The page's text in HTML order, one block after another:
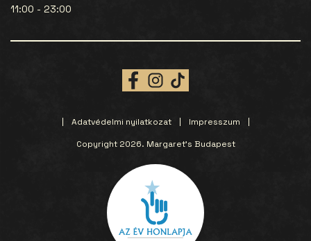
11:00 - 23:00
Adatvédelmi nyilatkozat
Impresszum
Copyright 2026. Margaret’s Budapest